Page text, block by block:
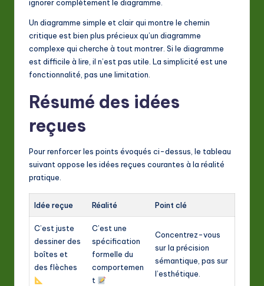
ignorer complètement le diagramme.
Un diagramme simple et clair qui montre le chemin
critique est bien plus précieux qu’un diagramme
complexe qui cherche à tout montrer. Si le diagramme
est difficile à lire, il n’est pas utile. La simplicité est une
fonctionnalité, pas une limitation.
Résumé des idées
reçues
Pour renforcer les points évoqués ci-dessus, le tableau
suivant oppose les idées reçues courantes à la réalité
pratique.
Idée reçue Réalité Point clé
C’est juste
dessiner des
boîtes et
des flèches
C’est une
spécification
formelle du
comportemen
t
Concentrez-vous
sur la précision
sémantique, pas sur
l’esthétique.